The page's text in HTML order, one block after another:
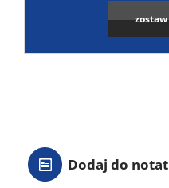
Dodaj do